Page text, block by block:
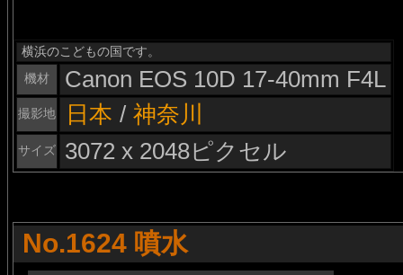
横浜のこどもの国です。
機材
Canon EOS 10D 17-40mm F4L
撮影地 日本 / 神奈川
サイズ 3072 x 2048ピクセル
No.1624 噴水